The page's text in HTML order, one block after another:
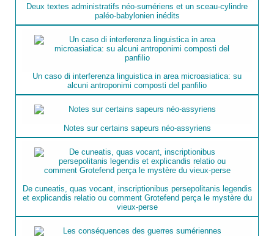
Deux textes administratifs néo-sumériens et un sceau-cylindre
paléo-babylonien inédits
Un caso di interferenza linguistica in area microasiatica: su
alcuni antroponimi composti del panfilio
Notes sur certains sapeurs néo-assyriens
De cuneatis, quas vocant, inscriptionibus persepolitanis legendis
et explicandis relatio ou comment Grotefend perça le mystère du
vieux-perse